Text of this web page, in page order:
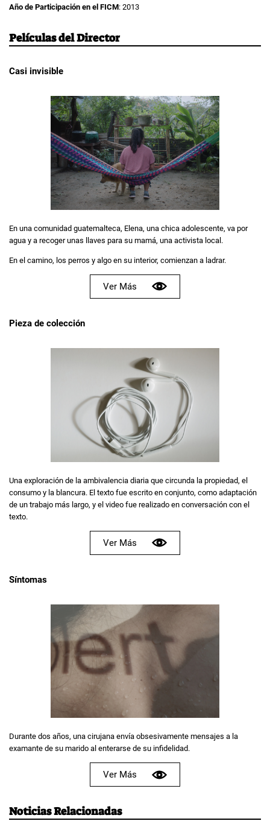
Año de Participación en el FICM: 2013
Películas del Director
Casi invisible
En una comunidad guatemalteca, Elena, una chica adolescente, va por
agua y a recoger unas llaves para su mamá, una activista local.
En el camino, los perros y algo en su interior, comienzan a ladrar.
Ver Más
Pieza de colección
Una exploración de la ambivalencia diaria que circunda la propiedad, el
consumo y la blancura. El texto fue escrito en conjunto, como adaptación
de un trabajo más largo, y el video fue realizado en conversación con el
texto.
Ver Más
Síntomas
Durante dos años, una cirujana envía obsesivamente mensajes a la
examante de su marido al enterarse de su infidelidad.
Ver Más
Noticias Relacionadas